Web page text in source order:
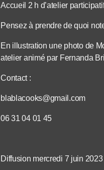
Accueil 2 h d’atelier
Pensez à prendre de quoi
En illustration une photo de
atelier animé par Fernanda
Contact :
blablacooks@gmail.com
06 31 04 01 45
Diffusion mercredi 7 juin